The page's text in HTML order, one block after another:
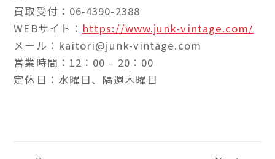
買取受付：06-4390-2388
WEBサイト： https://www.junk-vintage.com/
メール：kaitori@junk-vintage.com
営業時間：12：00 – 20：00
定休日：水曜日、隔週木曜日